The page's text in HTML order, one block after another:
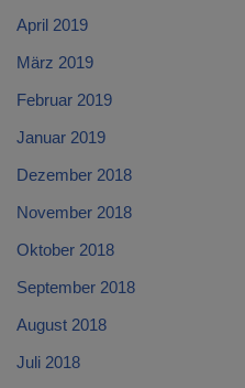
April 2019
März 2019
Februar 2019
Januar 2019
Dezember 2018
November 2018
Oktober 2018
September 2018
August 2018
Juli 2018